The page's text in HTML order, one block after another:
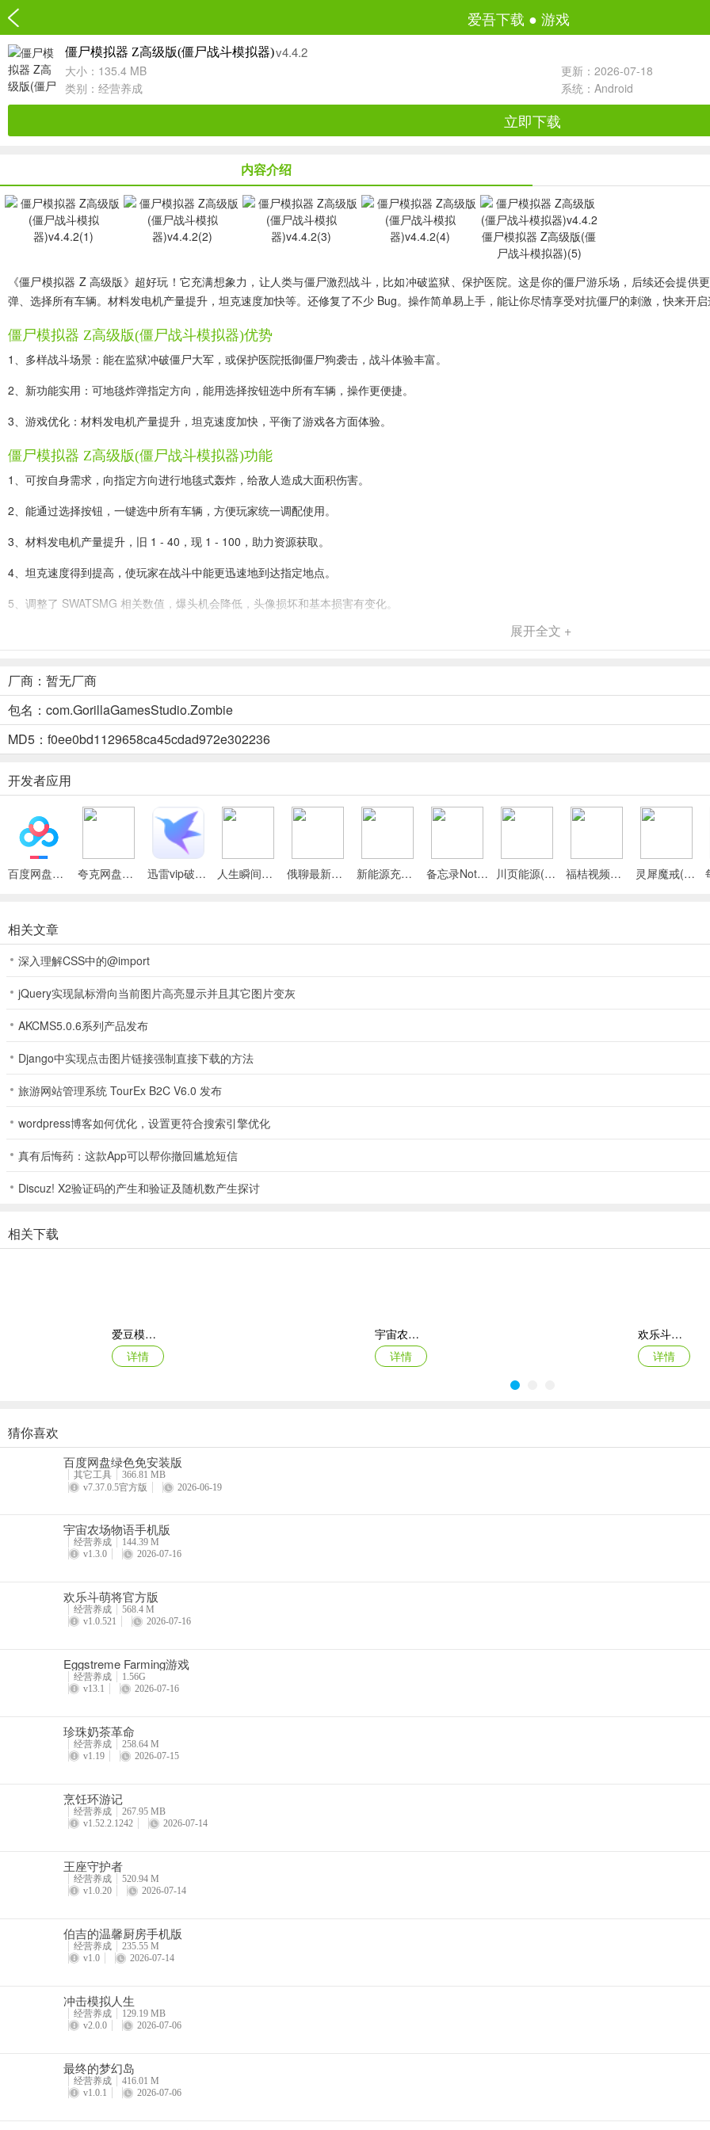
爱吾下载 ● 游戏
僵尸模拟器 Z高级版(僵尸战斗模拟器)v4.4.2
大小：135.4 MB
更新：2026-07-18
类别： 经营养成 系统：Android
立即下载
内容介绍
《僵尸模拟器 Z 高级版》超好玩！它充满想象力，让人类与僵尸激烈战斗，比如冲破监狱、保护医院。这是你的僵尸游乐场，后续还会提
弹、选择所有车辆。材料发电机产量提升，坦克速度加快等。还修复了不少 Bug。操作简单易上手，能让你尽情享受对抗僵尸的刺激，快来开启
僵尸模拟器 Z高级版(僵尸战斗模拟器)优势
1、多样战斗场景：能在监狱冲破僵尸大军，或保护医院抵御僵尸狗袭击，战斗体验丰富。
2、新功能实用：可地毯炸弹指定方向，能用选择按钮选中所有车辆，操作更便捷。
3、游戏优化：材料发电机产量提升，坦克速度加快，平衡了游戏各方面体验。
僵尸模拟器 Z高级版(僵尸战斗模拟器)功能
1、可按自身需求，向指定方向进行地毯式轰炸，给敌人造成大面积伤害。
2、能通过选择按钮，一键选中所有车辆，方便玩家统一调配使用。
3、材料发电机产量提升，旧 1 - 40，现 1 - 100，助力资源获取。
4、坦克速度得到提高，使玩家在战斗中能更迅速地到达指定地点。
5、调整了 SWATSMG 相关数值，爆头机会降低，头像损坏和基本损害有变化。
2. 可按意愿方向进行地毯式轰炸，增添战斗策略。
3. 借助选择按钮能快速选择所有车辆，方便操控。
4. 留意材料发电机产量提升，旧1 - 40变为新1 - 100，合理利用资源。
5. 知晓游戏中部分数值调整，如坦克速度提高，SWATSMG单位爆头机会、头像损坏及基本损害的变化等，更好应对战斗。
僵尸模拟器 Z高级版(僵尸战斗模拟器)常见问题
问：新版有哪些新单元？
答：现在可以地毯炸弹您想要的方向，还能使用选择按钮选择所有车辆。
展开全文 +
厂商：暂无厂商
包名：com.GorillaGamesStudio.Zombie
MD5：f0ee0bd1129658ca45cdad972e302236
开发者应用
百度网盘绿色免安装Pc电脑版 夸克网盘官方正式版 迅雷vip破解版永久会员2024版 人生瞬间最新手机版 俄聊最新手机版 新能源充电桩查询(充电桩查询应用) 备忘录Note(多功能记事APP) 川页能源(电池管理应用) 福桔视频最新手机版 灵犀魔戒(运动睡眠管家)
相关文章
深入理解CSS中的@import
jQuery实现鼠标滑向当前图片高亮显示并且其它图片变灰
AKCMS5.0.6系列产品发布
Django中实现点击图片链接强制直接下载的方法
旅游网站管理系统 TourEx B2C V6.0 发布
wordpress博客如何优化，设置更符合搜索引擎优化
真有后悔药：这款App可以帮你撤回尴尬短信
Discuz! X2验证码的产生和验证及随机数产生探讨
相关下载
爱豆模拟器
详情
宇宙农场物语手机版
详情
欢乐斗萌将官方版
详情
珍珠奶茶革命
详情
烹饪环游记
王座守护者
猜你喜欢
百度网盘绿色免安装版
其它工具
366.81 MB
v7.37.0.5官方版
2026-06-19
宇宙农场物语手机版
经营养成
144.39 M
v1.3.0
2026-07-16
欢乐斗萌将官方版
经营养成
568.4 M
v1.0.521
2026-07-16
Eggstreme Farming游戏
经营养成
1.56G
v13.1
2026-07-16
珍珠奶茶革命
经营养成
258.64 M
v1.19
2026-07-15
烹饪环游记
经营养成
267.95 MB
v1.52.2.1242
2026-07-14
王座守护者
经营养成
520.94 M
v1.0.20
2026-07-14
伯吉的温馨厨房手机版
经营养成
235.55 M
v1.0
2026-07-14
冲击模拟人生
经营养成
129.19 MB
v2.0.0
2026-07-06
最终的梦幻岛
经营养成
416.01 M
v1.0.1
2026-07-06